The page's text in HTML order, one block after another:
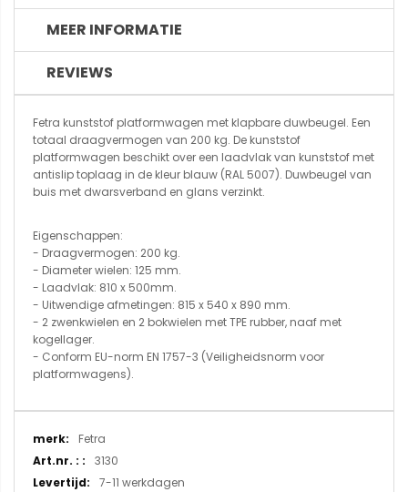
MEER INFORMATIE
REVIEWS
Fetra kunststof platformwagen met klapbare duwbeugel. Een
totaal draagvermogen van 200 kg. De kunststof
platformwagen beschikt over een laadvlak van kunststof met
antislip toplaag in de kleur blauw (RAL 5007). Duwbeugel van
buis met dwarsverband en glans verzinkt.
Eigenschappen:
- Draagvermogen: 200 kg.
- Diameter wielen: 125 mm.
- Laadvlak: 810 x 500mm.
- Uitwendige afmetingen: 815 x 540 x 890 mm.
- 2 zwenkwielen en 2 bokwielen met TPE rubber, naaf met
kogellager.
- Conform EU-norm EN 1757-3 (Veiligheidsnorm voor
platformwagens).
Meer
informatie
Fetra
3130
7-11 werkdagen